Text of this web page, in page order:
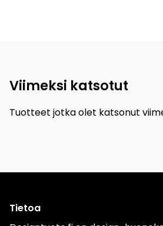
Viimeksi katsotut
Tuotteet jotka olet katsonut
Tietoa